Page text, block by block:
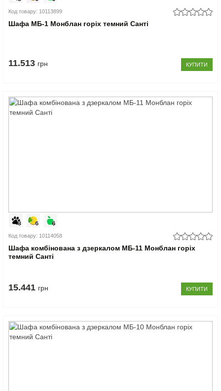
Код товару: 10113899
Шафа МБ-1 Монблан горіх темний Санті
11.513 грн КУПИТИ
Код товару: 10114058
Шафа комбінована з дзеркалом МБ-11 Монблан горіх
темний Санті
15.441 грн КУПИТИ